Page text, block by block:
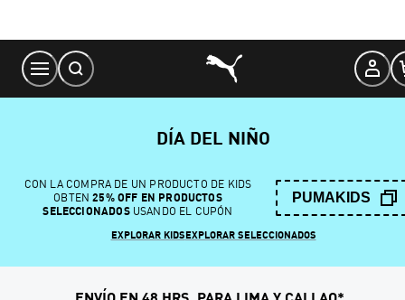
Content
DÍA DEL NIÑO
CON LA COMPRA DE UN PRODUCTO DE KIDS
OBTEN 25% OFF EN PRODUCTOS
SELECCIONADOSUSANDO EL CUPÓN
PUMAKIDS
EXPLORAR KIDSEXPLORAR SELECCIONADOS